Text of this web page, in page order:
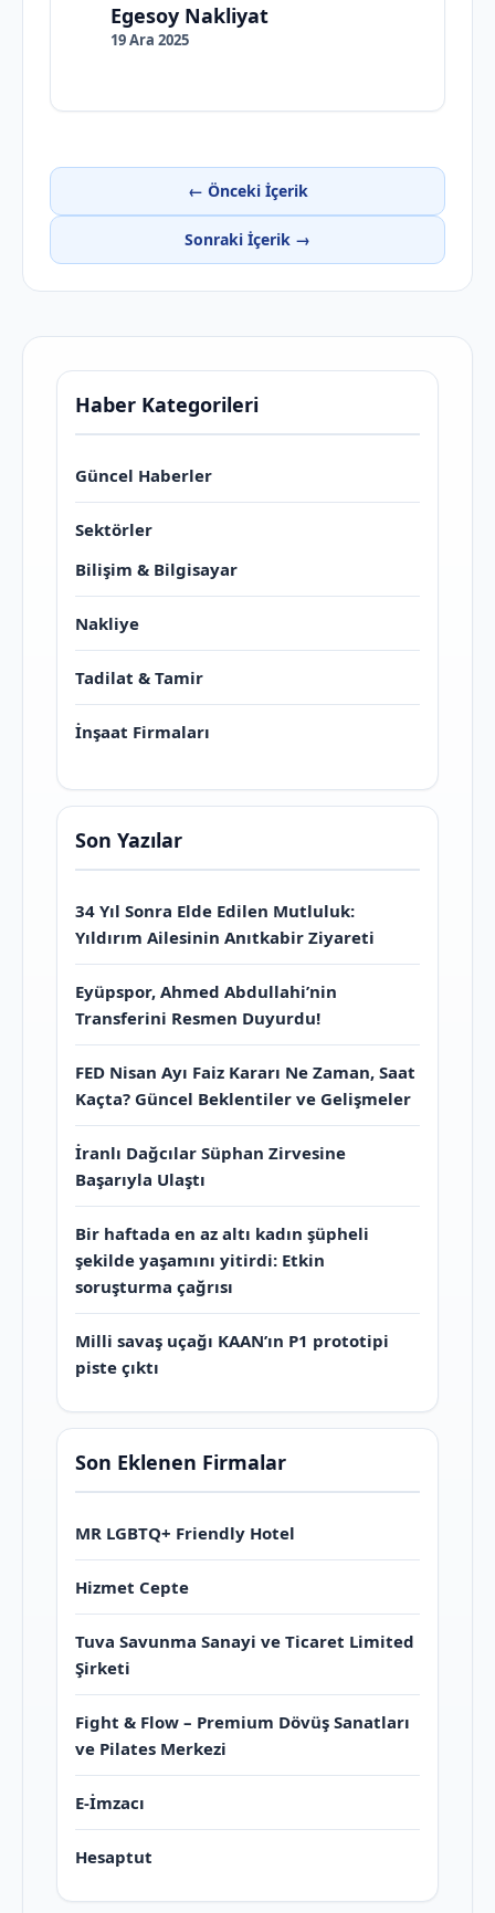
Egesoy Nakliyat
19 Ara 2025
← Önceki İçerik
Sonraki İçerik →
Haber Kategorileri
Güncel Haberler
Sektörler
Bilişim & Bilgisayar
Nakliye
Tadilat & Tamir
İnşaat Firmaları
Son Yazılar
34 Yıl Sonra Elde Edilen Mutluluk:
Yıldırım Ailesinin Anıtkabir Ziyareti
Eyüpspor, Ahmed Abdullahi’nin
Transferini Resmen Duyurdu!
FED Nisan Ayı Faiz Kararı Ne Zaman, Saat
Kaçta? Güncel Beklentiler ve Gelişmeler
İranlı Dağcılar Süphan Zirvesine
Başarıyla Ulaştı
Bir haftada en az altı kadın şüpheli
şekilde yaşamını yitirdi: Etkin
soruşturma çağrısı
Milli savaş uçağı KAAN’ın P1 prototipi
piste çıktı
Son Eklenen Firmalar
MR LGBTQ+ Friendly Hotel
Hizmet Cepte
Tuva Savunma Sanayi ve Ticaret Limited
Şirketi
Fight & Flow – Premium Dövüş Sanatları
ve Pilates Merkezi
E-İmzacı
Hesaptut